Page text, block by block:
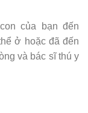
của bạn đến
ở hoặc đã đến
và bác sĩ thú y